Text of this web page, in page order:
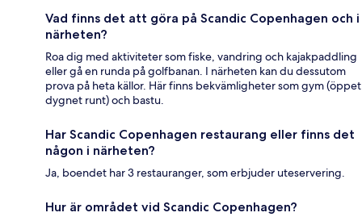
Vad finns det att göra på Scandic Copenhagen och i
närheten?
Roa dig med aktiviteter som fiske, vandring och kajakpaddling
eller gå en runda på golfbanan. I närheten kan du dessutom
prova på heta källor. Här finns bekvämligheter som gym (öppet
dygnet runt) och bastu.
Har Scandic Copenhagen restaurang eller finns det
någon i närheten?
Ja, boendet har 3 restauranger, som erbjuder uteservering.
Hur är området vid Scandic Copenhagen?